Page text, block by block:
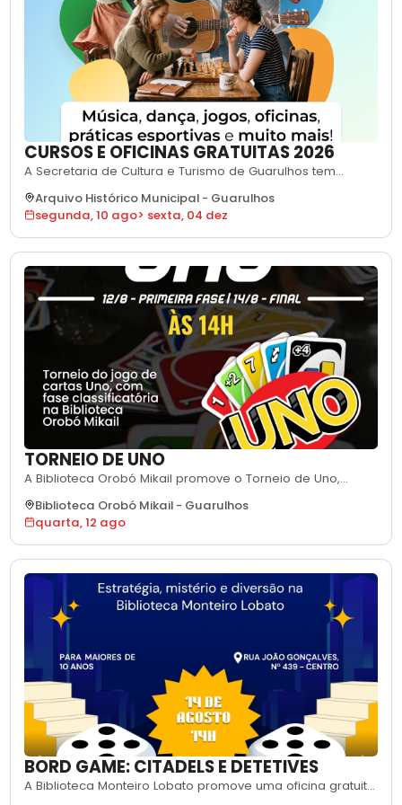
CURSOS E OFICINAS GRATUITAS 2026
A Secretaria de Cultura e Turismo de Guarulhos tem
gratuitos para moradores de todas as idades. As
atividades passam por diferentes linguagens, como
música, dança, ginástica e jogos, e são oferecidas em
equipamentos culturais localizados em v
Arquivo Histórico Municipal - Guarulhos
segunda, 10 ago> sexta, 04 dez
TORNEIO DE UNO
A Biblioteca Orobó Mikail promove o Torneio de Uno,
participantes a partir de 7 anos. A disputa é dividida em
duas fases: a primeira, classificatória, define quem
avança; a segunda reúne semifinal e final entre os
melhores classificados. A prim
Biblioteca Orobó Mikail - Guarulhos
quarta, 12 ago
BORD GAME: CITADELS E DETETIVES
A Biblioteca Monteiro Lobato promove uma oficina gratuita